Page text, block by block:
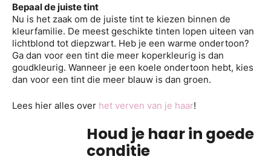
Bepaal de juiste tint
Nu is het zaak om de juiste tint te kiezen binnen de
kleurfamilie. De meest geschikte tinten lopen uiteen van
lichtblond tot diepzwart. Heb je een warme ondertoon?
Ga dan voor een tint die meer koperkleurig is dan
goudkleurig. Wanneer je een koele ondertoon hebt, kies
dan voor een tint die meer blauw is dan groen.
Lees hier alles over het verven van je haar!
Houd je haar in goede
conditie